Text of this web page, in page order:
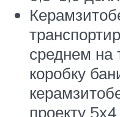
среднем на
коробку
проекту